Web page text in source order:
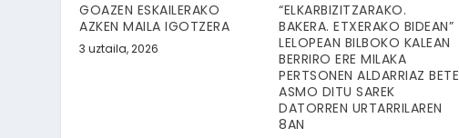
GOAZEN ESKAILERAKO
AZKEN MAILA IGOTZERA
3 uztaila, 2026
“ELKARBIZITZARAKO.
BAKERA. ETXERAKO BIDEAN”
LELOPEAN BILBOKO KALEAN
BERRIRO ERE MILAKA
PERTSONEN ALDARRIAZ BETE
ASMO DITU SAREK
DATORREN URTARRILAREN
8AN